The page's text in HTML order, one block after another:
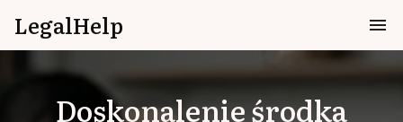
LegalHelp
Doskonalenie środka